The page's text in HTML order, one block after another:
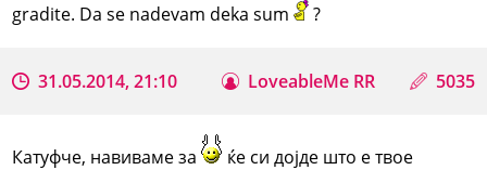
gradite. Da se nadevam deka sum
?
31.05.2014, 21:10 LoveableMe RR 5035
Катуфче, навиваме за
ќе си дојде што е твое